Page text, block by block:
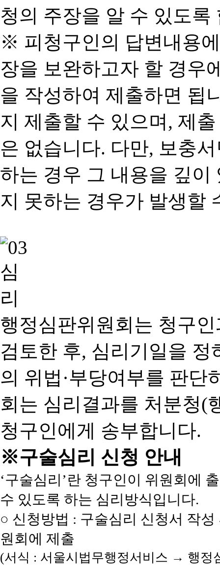
청의 주장을 알 수 있도록
※ 피청구인의 답변내용
장을 보완하고자 할 경우
을 작성하여 제출하면 됩
지 제출할 수 있으며, 제
은 없습니다. 다만, 보충
하는 경우 그 내용을 깊이
지 못하는 경우가 발생할
행정심판위원회는 청구
검토한 후, 심리기일을 정
의 위법·부당여부를 판단
회는 심리결과를 처분청(
청구인에게 송부합니다.
※구술심리 신청 안내
‘구술심리’란 청구인이 위원회에
수 있도록 하는 심리방식입니다.
○ 신청방법 : 구술심리 신청서 작
원회에 제출
(서식 : 서울시법무행정서비스 → 행